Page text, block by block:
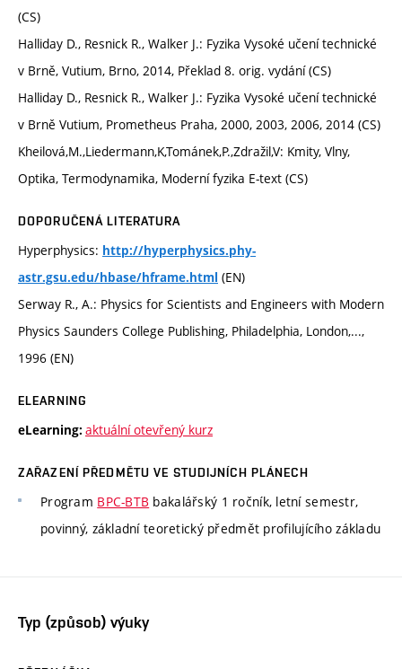
(CS)
Halliday D., Resnick R., Walker J.: Fyzika Vysoké učení technické
v Brně, Vutium, Brno, 2014, Překlad 8. orig. vydání (CS)
Halliday D., Resnick R., Walker J.: Fyzika Vysoké učení technické
v Brně Vutium, Prometheus Praha, 2000, 2003, 2006, 2014 (CS)
Kheilová,M.,Liedermann,K,Tománek,P.,Zdražil,V: Kmity, Vlny,
Optika, Termodynamika, Moderní fyzika E-text (CS)
DOPORUČENÁ LITERATURA
Hyperphysics: http://hyperphysics.phy-
astr.gsu.edu/hbase/hframe.html (EN)
Serway R., A.: Physics for Scientists and Engineers with Modern
Physics Saunders College Publishing, Philadelphia, London,...,
1996 (EN)
ELEARNING
eLearning: aktuální otevřený kurz
ZAŘAZENÍ PŘEDMĚTU VE STUDIJNÍCH PLÁNECH
Program BPC-BTB bakalářský 1 ročník, letní semestr,
povinný, základní teoretický předmět profilujícího základu
Typ (způsob) výuky